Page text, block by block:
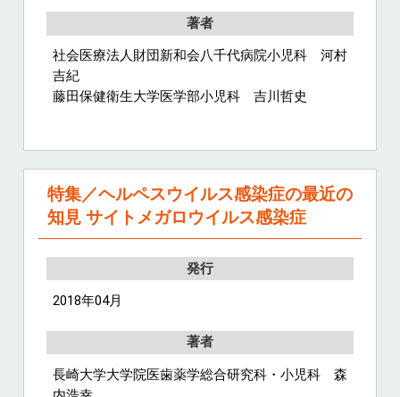
著者
社会医療法人財団新和会八千代病院小児科 河村
吉紀
藤田保健衛生大学医学部小児科 吉川哲史
特集／ヘルペスウイルス感染症の最近の
知見 サイトメガロウイルス感染症
発行
2018年04月
著者
長崎大学大学院医歯薬学総合研究科・小児科 森